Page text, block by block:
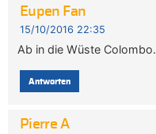
Eupen Fan
15/10/2016 22:35
Ab in die Wüste Colombo.
Antworten
Pierre A